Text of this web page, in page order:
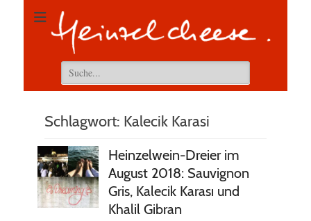
Suchen
nach:
Schlagwort: Kalecik Karasi
Heinzelwein-Dreier im
August 2018: Sauvignon
Gris, Kalecik Karası und
Khalil Gibran